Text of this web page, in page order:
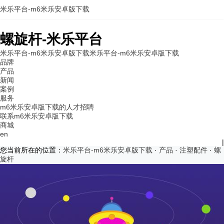
螺旋杆-米乐平台
米乐平台-m6米乐安卓版下载米乐平台-m6米乐安卓版下载
品牌
产品
新闻
案例
服务
m6米乐安卓版下载的人才招聘
联系m6米乐安卓版下载
商城
en
|
米乐平台-m6米乐安卓版下载
您当前所在的位置： 米乐平台-m6米乐安卓版下载 · 产品 · 注塑配件 · 螺
旋杆